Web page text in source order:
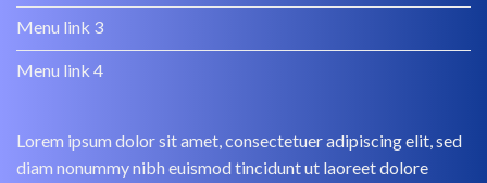
Menu link 3
Menu link 4
Lorem ipsum dolor sit amet, consectetuer adipiscing elit, sed
diam nonummy nibh euismod tincidunt ut laoreet dolore